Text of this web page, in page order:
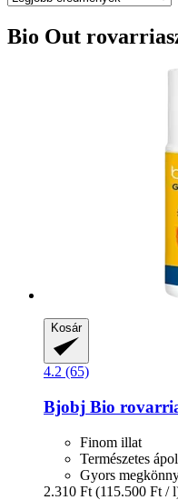
Bio Out
Kosár
4.2 (65)
Bjobj Bio
Finom illat
Természetes
Gyors
2.310 Ft (115.500 Ft /